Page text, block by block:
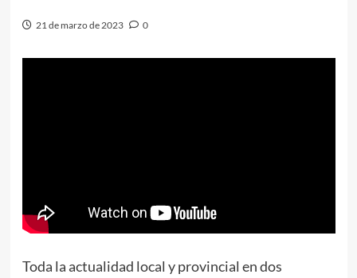
21 de marzo de 2023 0
Toda la actualidad local y provincial en dos